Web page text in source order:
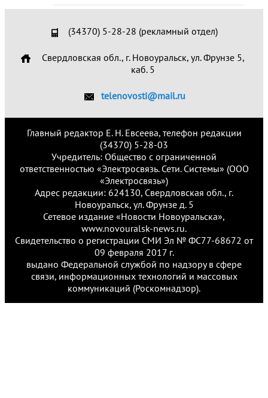
(34370) 5-28-28 (рекламный отдел)
Свердловская обл., г. Новоуральск, ул. Фрунзе 5,
каб. 5
telenovosti@mail.ru
Главный редактор Е. Н. Евсеева, телефон редакции
(34370) 5-28-03
Учредитель: Общество с ограниченной
ответственностью «Электросвязь. Сети. Системы» (ООО
«Электросвязь»)
Адрес редакции: 624130, Свердловская обл., г.
Новоуральск, ул. Фрунзе д. 5
Сетевое издание «Новости Новоуральска»,
www.novouralsk-news.ru.
Свидетельство о регистрации СМИ Эл № ФС77-68672 от
09 февраля 2017 г.
выдано Федеральной службой по надзору в сфере
связи, информационных технологий и массовых
коммуникаций (Роскомнадзор).